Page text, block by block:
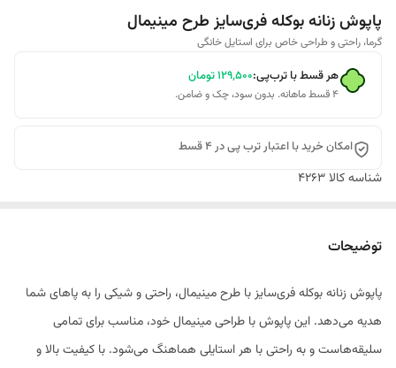
پاپوش زنانه بوکله فری‌سایز طرح مینیمال
گرما، راحتی و طراحی خاص برای استایل خانگی
هر قسط با ترب‌پی:۱۲۹٬۵۰۰تومان
۴ قسط ماهانه. بدون سود، چک و ضامن.
امکان خرید با اعتبار ترب پی در 4 قسط
شناسه کالا4263
توضیحات
پاپوش زنانه بوکله فری‌سایز با طرح مینیمال، راحتی و شیکی را به پاهای شما
هدیه می‌دهد. این پاپوش با طراحی مینیمال خود، مناسب برای تمامی
سلیقه‌هاست و به راحتی با هر استایلی هماهنگ می‌شود. با کیفیت بالا و